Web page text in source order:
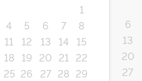
1
4 5 6 7
8
11 12 13 14
15
18 19 20 21 22
25 26 27 28 29
6
13
20
27